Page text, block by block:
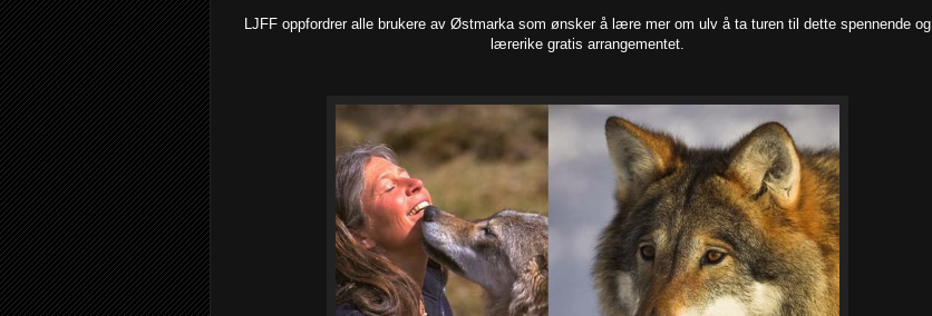
LJFF oppfordrer alle brukere av Østmarka som ønsker å lære mer om ulv å ta turen til dette spennende og
lærerike gratis arrangementet.